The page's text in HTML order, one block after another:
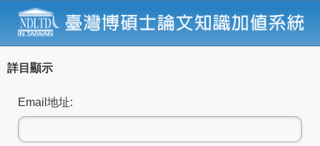
詳目顯示
Email地址: